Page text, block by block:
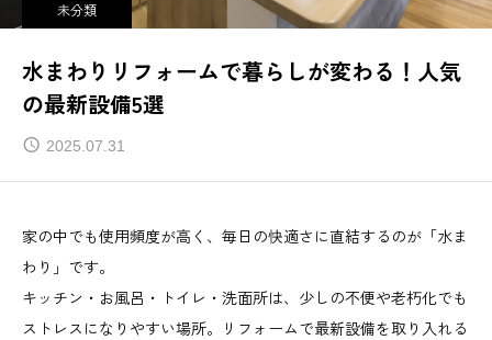
未分類
水まわりリフォームで暮らしが変わる！人気
の最新設備5選
2025.07.31
家の中でも使用頻度が高く、毎日の快適さに直結するのが「水ま
わり」です。
キッチン・お風呂・トイレ・洗面所は、少しの不便や老朽化でも
ストレスになりやすい場所。リフォームで最新設備を取り入れる